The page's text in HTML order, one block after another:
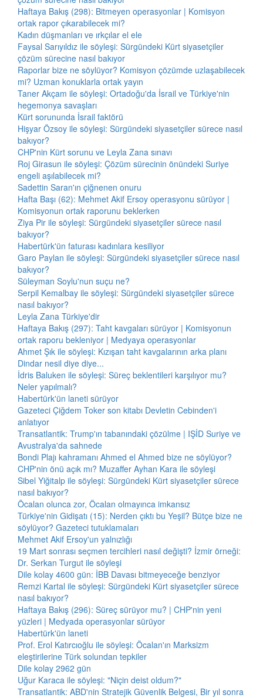
Haftaya Bakış (298): Bitmeyen operasyonlar | Komisyon
ortak rapor çıkarabilecek mi?
Kadın düşmanları ve ırkçılar el ele
Faysal Sarıyıldız ile söyleşi: Sürgündeki Kürt siyasetçiler
çözüm sürecine nasıl bakıyor
Raporlar bize ne söylüyor? Komisyon çözümde uzlaşabilecek
mi? Uzman konuklarla ortak yayın
Taner Akçam ile söyleşi: Ortadoğu'da İsrail ve Türkiye'nin
hegemonya savaşları
Kürt sorununda İsrail faktörü
Hişyar Özsoy ile söyleşi: Sürgündeki siyasetçiler sürece nasıl
bakıyor?
CHP'nin Kürt sorunu ve Leyla Zana sınavı
Roj Girasun ile söyleşi: Çözüm sürecinin önündeki Suriye
engeli aşılabilecek mi?
Sadettin Saran'ın çiğnenen onuru
Hafta Başı (62): Mehmet Akif Ersoy operasyonu sürüyor |
Komisyonun ortak raporunu beklerken
Ziya Pir ile söyleşi: Sürgündeki siyasetçiler sürece nasıl
bakıyor?
Habertürk'ün faturası kadınlara kesiliyor
Garo Paylan ile söyleşi: Sürgündeki siyasetçiler sürece nasıl
bakıyor?
Süleyman Soylu'nun suçu ne?
Serpil Kemalbay ile söyleşi: Sürgündeki siyasetçiler sürece
nasıl bakıyor?
Leyla Zana Türkiye'dir
Haftaya Bakış (297): Taht kavgaları sürüyor | Komisyonun
ortak raporu bekleniyor | Medyaya operasyonlar
Ahmet Şık ile söyleşi: Kızışan taht kavgalarının arka planı
Dindar nesil diye diye...
İdris Baluken ile söyleşi: Süreç beklentileri karşılıyor mu?
Neler yapılmalı?
Habertürk'ün laneti sürüyor
Gazeteci Çiğdem Toker son kitabı Devletin Cebinden'i
anlatıyor
Transatlantik: Trump'ın tabanındaki çözülme | IŞİD Suriye ve
Avustralya'da sahnede
Bondi Plajı kahramanı Ahmed el Ahmed bize ne söylüyor?
CHP'nin önü açık mı? Muzaffer Ayhan Kara ile söyleşi
Sibel Yiğitalp ile söyleşi: Sürgündeki Kürt siyasetçiler sürece
nasıl bakıyor?
Öcalan olunca zor, Öcalan olmayınca imkansız
Türkiye'nin Gidişatı (15): Nerden çıktı bu Yeşil? Bütçe bize ne
söylüyor? Gazeteci tutuklamaları
Mehmet Akif Ersoy'un yalnızlığı
19 Mart sonrası seçmen tercihleri nasıl değişti? İzmir örneği:
Dr. Serkan Turgut ile söyleşi
Dile kolay 4600 gün: İBB Davası bitmeyeceğe benziyor
Remzi Kartal ile söyleşi: Sürgündeki Kürt siyasetçiler sürece
nasıl bakıyor?
Haftaya Bakış (296): Süreç sürüyor mu? | CHP'nin yeni
yüzleri | Medyada operasyonlar sürüyor
Habertürk'ün laneti
Prof. Erol Katırcıoğlu ile söyleşi: Öcalan'ın Marksizm
eleştirilerine Türk solundan tepkiler
Dile kolay 2962 gün
Uğur Karaca ile söyleşi: "Niçin deist oldum?"
Transatlantik: ABD'nin Stratejik Güvenlik Belgesi, Bir yıl sonra